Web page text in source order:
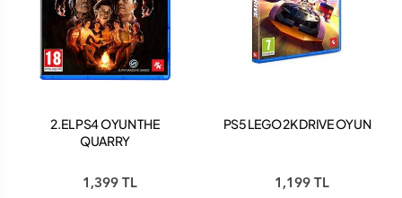
2.EL PS4 OYUN THE
QUARRY
1,399 TL
PS5 LEGO 2K DRIVE OYUN
1,199 TL